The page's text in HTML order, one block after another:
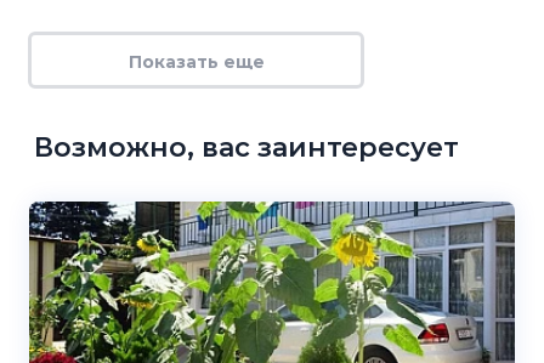
Показать еще
Возможно, вас заинтересует